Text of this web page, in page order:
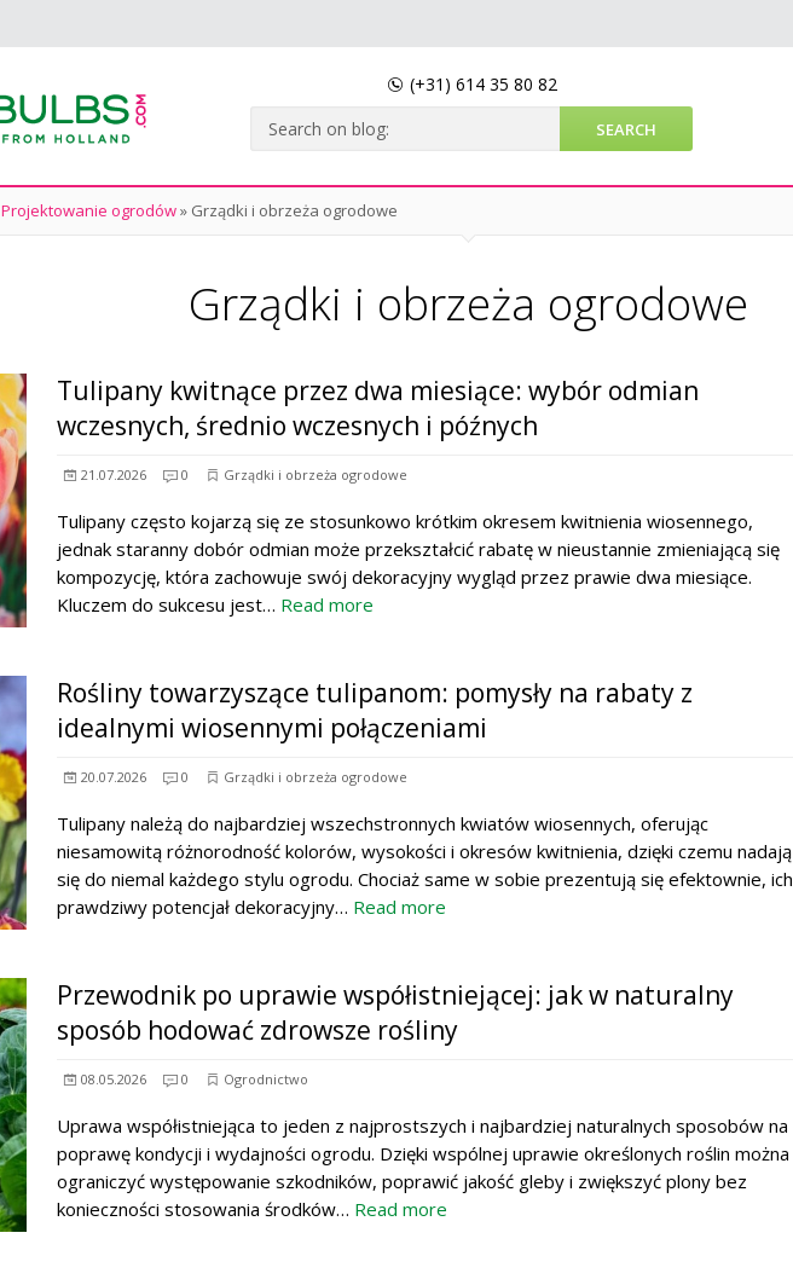
(+31) 614 35 80 82
Projektowanie ogrodów» Grządki i obrzeża ogrodowe
Grządki i obrzeża ogrodowe
Tulipany kwitnące przez dwa miesiące: wybór odmian
wczesnych, średnio wczesnych i późnych
21.07.2026 0 Grządki i obrzeża ogrodowe
Tulipany często kojarzą się ze stosunkowo krótkim okresem kwitnienia wiosennego,
jednak staranny dobór odmian może przekształcić rabatę w nieustannie zmieniającą się
kompozycję, która zachowuje swój dekoracyjny wygląd przez prawie dwa miesiące.
Kluczem do sukcesu jest… Read more
Rośliny towarzyszące tulipanom: pomysły na rabaty z
idealnymi wiosennymi połączeniami
20.07.2026 0 Grządki i obrzeża ogrodowe
Tulipany należą do najbardziej wszechstronnych kwiatów wiosennych, oferując
niesamowitą różnorodność kolorów, wysokości i okresów kwitnienia, dzięki czemu nadają
się do niemal każdego stylu ogrodu. Chociaż same w sobie prezentują się efektownie, ich
prawdziwy potencjał dekoracyjny… Read more
Przewodnik po uprawie współistniejącej: jak w naturalny
sposób hodować zdrowsze rośliny
08.05.2026 0 Ogrodnictwo
Uprawa współistniejąca to jeden z najprostszych i najbardziej naturalnych sposobów na
poprawę kondycji i wydajności ogrodu. Dzięki wspólnej uprawie określonych roślin można
ograniczyć występowanie szkodników, poprawić jakość gleby i zwiększyć plony bez
konieczności stosowania środków… Read more